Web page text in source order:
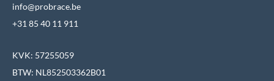
info@probrace.be
+31 85 40 11 911
KVK: 57255059
BTW: NL852503362B01